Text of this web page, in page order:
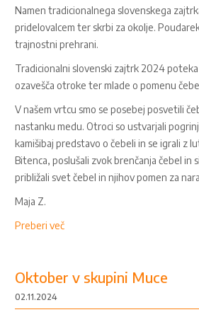
Namen tradicionalnega slovenskega
pridelovalcem ter skrbi za okolje.
trajnostni prehrani.
Tradicionalni slovenski zajtrk 2024
ozavešča otroke ter mlade o pomenu
V našem vrtcu smo se posebej posvetili
nastanku medu. Otroci so ustvarjali
kamišibaj predstavo o čebeli in se igrali z
Bitenca, poslušali zvok brenčanja čebel in
približali svet čebel in njihov pomen za
Maja Z.
Preberi več
Oktober v skupini Muce
02.11.2024